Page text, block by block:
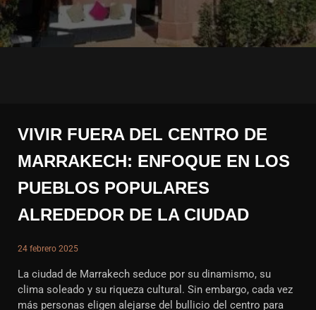
VIVIR FUERA DEL CENTRO DE
MARRAKECH: ENFOQUE EN LOS
PUEBLOS POPULARES
ALREDEDOR DE LA CIUDAD
24 febrero 2025
La ciudad de Marrakech seduce por su dinamismo, su
clima soleado y su riqueza cultural. Sin embargo, cada vez
más personas eligen alejarse del bullicio del centro para